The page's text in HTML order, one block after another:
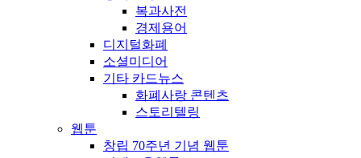
복과사전
경제용어
디지털화폐
소셜미디어
기타 카드뉴스
화폐사랑 콘텐츠
스토리텔링
웹툰
창립 70주년 기념 웹툰